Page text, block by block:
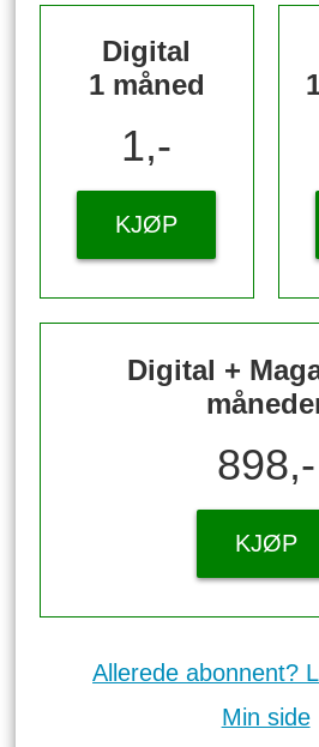
Digital
1 måned
1,-
KJØP
Digital +
898,-
KJØP
Allerede abonnent?
Min side